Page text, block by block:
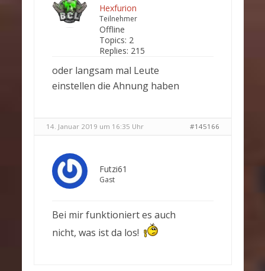
Hexfurion
Teilnehmer
Offline
Topics: 2
Replies: 215
oder langsam mal Leute
einstellen die Ahnung haben
14. Januar 2019 um 16:35 Uhr #145166
Futzi61
Gast
Bei mir funktioniert es auch
nicht, was ist da los!